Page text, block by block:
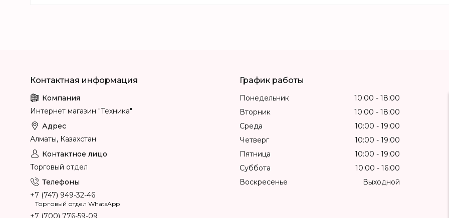
Интернет магазин "Техника"
Алматы, Казахстан
Торговый отдел
+7 (747) 949-32-46
Торговый отдел WhatsApp
+7 (700) 776-59-09
График работы
Понедельник 10:00
18:00
Вторник
10:00
18:00
Среда
10:00
19:00
Четверг
10:00
19:00
Пятница
10:00
19:00
Суббота
10:00
16:00
Воскресенье
Выходной